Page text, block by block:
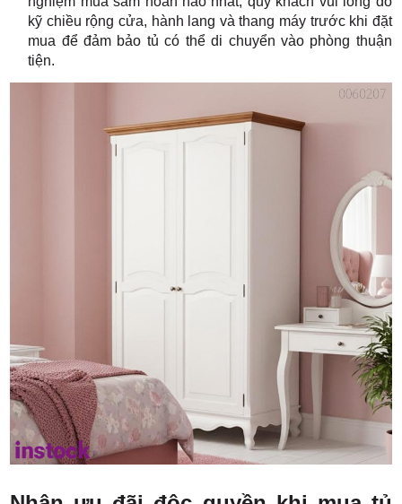
kỹ chiều rộng cửa, hành lang và thang máy trước khi đặt
mua để đảm bảo tủ có thể di chuyển vào phòng thuận
tiện.